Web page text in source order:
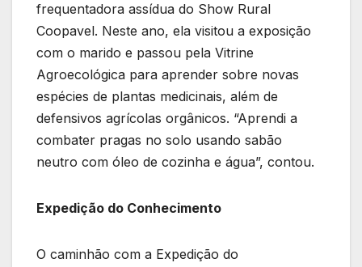
frequentadora assídua do Show Rural
Coopavel. Neste ano, ela visitou a exposição
com o marido e passou pela Vitrine
Agroecológica para aprender sobre novas
espécies de plantas medicinais, além de
defensivos agrícolas orgânicos. “Aprendi a
combater pragas no solo usando sabão
neutro com óleo de cozinha e água”, contou.
Expedição do Conhecimento
O caminhão com a Expedição do